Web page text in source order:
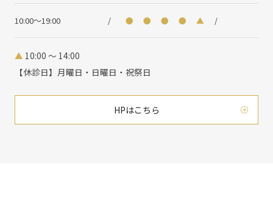
10:00～19:00 / ● ● ● ● ▲ /
▲ 10:00 ～ 14:00
【休診日】月曜日・日曜日・祝祭日
HPはこちら